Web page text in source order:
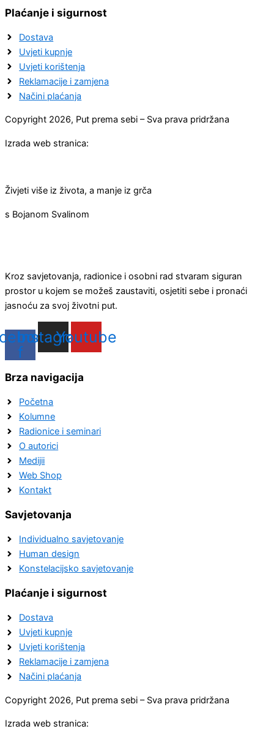
Plaćanje i sigurnost
Dostava
Uvjeti kupnje
Uvjeti korištenja
Reklamacije i zamjena
Načini plaćanja
Copyright 2026, Put prema sebi – Sva prava pridržana
Izrada web stranica:
Živjeti više iz života, a manje iz grča
s Bojanom Svalinom
Kroz savjetovanja, radionice i osobni rad stvaram siguran
prostor u kojem se možeš zaustaviti, osjetiti sebe i pronaći
jasnoću za svoj životni put.
f
Instagram
Youtube
Brza navigacija
Početna
Kolumne
Radionice i seminari
O autorici
Medijii
Web Shop
Kontakt
Savjetovanja
Individualno savjetovanje
Human design
Konstelacijsko savjetovanje
Plaćanje i sigurnost
Dostava
Uvjeti kupnje
Uvjeti korištenja
Reklamacije i zamjena
Načini plaćanja
Copyright 2026, Put prema sebi – Sva prava pridržana
Izrada web stranica: